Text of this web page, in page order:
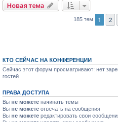
Новая тема
185 тем 1 2
КТО СЕЙЧАС НА КОНФЕРЕНЦИИ
Сейчас этот форум просматривают: нет
гостей
ПРАВА ДОСТУПА
Вы не можете начинать темы
Вы не можете отвечать на сообщения
Вы не можете редактировать свои